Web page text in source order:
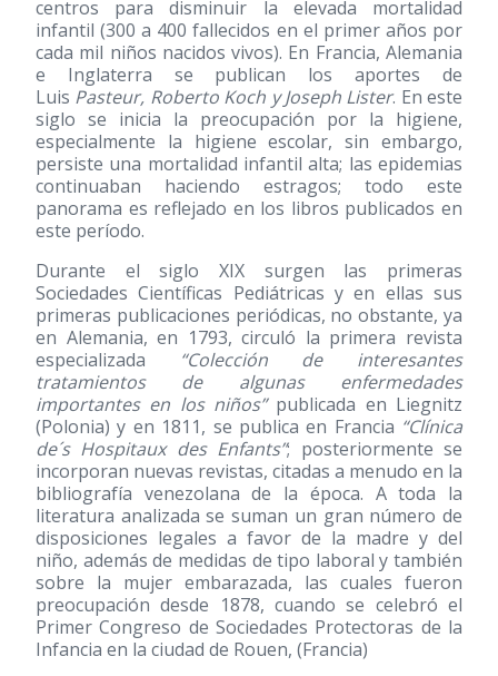
centros para disminuir la elevada mortalidad
infantil (300 a 400 fallecidos en el primer años por
cada mil niños nacidos vivos). En Francia, Alemania
e Inglaterra se publican los aportes de
Luis Pasteur, Roberto Koch y Joseph Lister. En este
siglo se inicia la preocupación por la higiene,
especialmente la higiene escolar, sin embargo,
persiste una mortalidad infantil alta; las epidemias
continuaban haciendo estragos; todo este
panorama es reflejado en los libros publicados en
este período.
Durante el siglo XIX surgen las primeras
Sociedades Científicas Pediátricas y en ellas sus
primeras publicaciones periódicas, no obstante, ya
en Alemania, en 1793, circuló la primera revista
especializada
“Colección de interesantes
tratamientos de algunas enfermedades
importantes en los niños”publicada en Liegnitz
(Polonia) y en 1811, se publica en Francia “Clínica
de´s Hospitaux des Enfants”; posteriormente se
incorporan nuevas revistas, citadas a menudo en la
bibliografía venezolana de la época. A toda la
literatura analizada se suman un gran número de
disposiciones legales a favor de la madre y del
niño, además de medidas de tipo laboral y también
sobre la mujer embarazada, las cuales fueron
preocupación desde 1878, cuando se celebró el
Primer Congreso de Sociedades Protectoras de la
Infancia en la ciudad de Rouen, (Francia)